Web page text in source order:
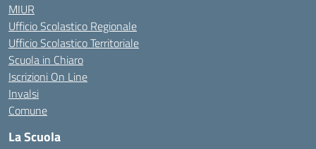
MIUR
Ufficio Scolastico Regionale
Ufficio Scolastico Territoriale
Scuola in Chiaro
Iscrizioni On Line
Invalsi
Comune
La Scuola